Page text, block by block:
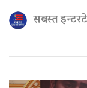
सबस्त